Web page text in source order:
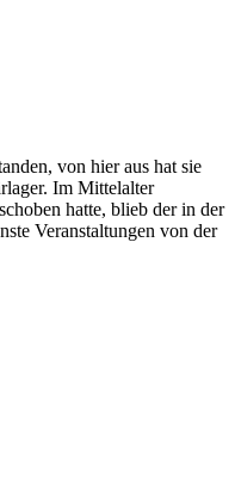
von hier aus hat sie
Im Mittelalter
hatte, blieb der in der
Veranstaltungen von der